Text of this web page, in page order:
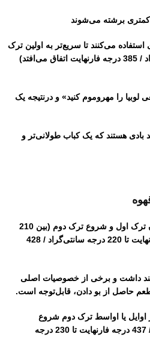
برشته می‌شوند
می‌کنند تا سریع‌تر به اولین ترک
(که در دمای 196 درجه سانتی‌گراد / 385 درجه فارنهایت اتفاق می‌افتد)
را مهروموم کنید» و درنتیجه یک
بادی هستند که یک کباب طولانی‌تر و
تفت متوسط ​​به‌طورکلی بین پایان ترک اول و شروع ترک دوم (بین 210
درجه سانتی‌گراد / 410 درجه فارنهایت تا 220 درجه سانتی‌گراد / 428
داشت و برخی از خصوصیات اصلی
حاصل از بو دادن، قابل‌توجه است.
یا اواسط ترک دوم شروع
می‌شوند (225 درجه سانتی‌گراد / 437 درجه فارنهایت تا 230 درجه